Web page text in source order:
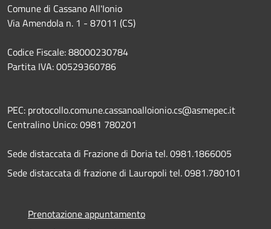
Comune di Cassano All'Ionio
Via Amendola n. 1 - 87011 (CS)
Codice Fiscale: 88000230784
Partita IVA: 00529360786
PEC: protocollo.comune.cassanoalloionio.cs@asmepec.it
Centralino Unico: 0981 780201
Sede distaccata di Frazione di Doria tel. 0981.1866005
Sede distaccata di frazione di Lauropoli tel. 0981.780101
Prenotazione appuntamento